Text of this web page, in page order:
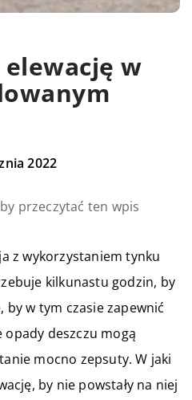
elewację w
2022
przeczytać ten wpis
z wykorzystaniem tynku
kilkunastu godzin, by
by w tym czasie zapewnić
opady deszczu mogą
mocno zepsuty. W jaki
by nie powstały na niej